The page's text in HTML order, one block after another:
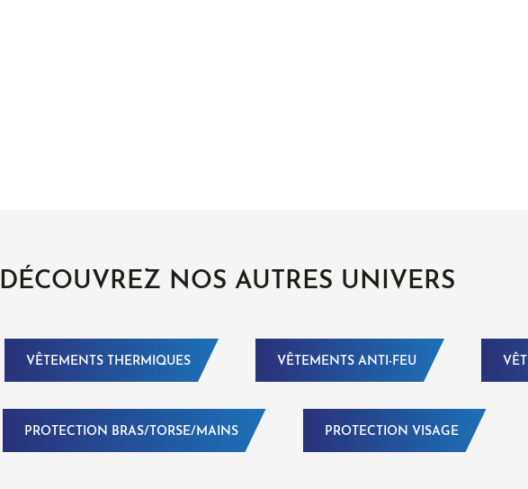
DÉCOUVREZ NOS AUTRES UNIVERS
VÊTEMENTS THERMIQUES VÊTEMENTS ANTI-FEU
PROTECTION BRAS/TORSE/MAINS PROTECTION VISAGE